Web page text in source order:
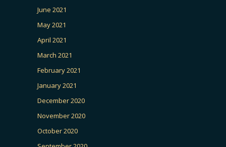
June 2021
May 2021
April 2021
March 2021
February 2021
January 2021
December 2020
November 2020
October 2020